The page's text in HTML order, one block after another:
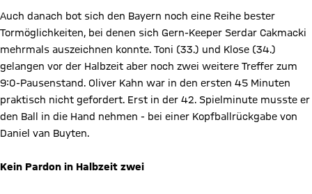
Auch danach bot sich den Bayern noch eine Reihe bester
Tormöglichkeiten, bei denen sich Gern-Keeper Serdar Cakmacki
mehrmals auszeichnen konnte. Toni (33.) und Klose (34.)
gelangen vor der Halbzeit aber noch zwei weitere Treffer zum
9:0-Pausenstand. Oliver Kahn war in den ersten 45 Minuten
praktisch nicht gefordert. Erst in der 42. Spielminute musste er
den Ball in die Hand nehmen - bei einer Kopfballrückgabe von
Daniel van Buyten.
Kein Pardon in Halbzeit zwei